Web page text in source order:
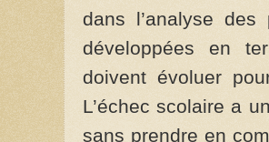
dans l’analyse
développées en
doivent évoluer
L’échec scolaire a
sans prendre en